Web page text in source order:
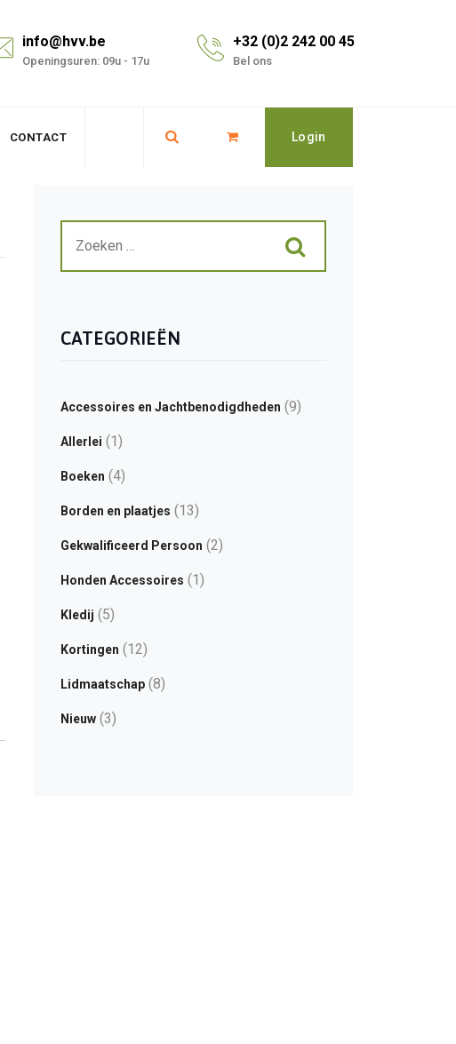
info@hvv.be
Openingsuren: 09u - 17u
+32 (0)2 242 00 45
Bel ons
CONTACT Login
CATEGORIEËN
Accessoires en Jachtbenodigdheden (9)
Allerlei (1)
Boeken (4)
Borden en plaatjes (13)
Gekwalificeerd Persoon (2)
Honden Accessoires (1)
Kledij (5)
Kortingen (12)
Lidmaatschap(8)
Nieuw(3)